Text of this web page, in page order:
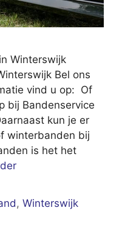
Winterswijk
Bel ons
vind u op: Of
bij Bandenservice
kun je er
winterbanden bij
is het het
,Winterswijk